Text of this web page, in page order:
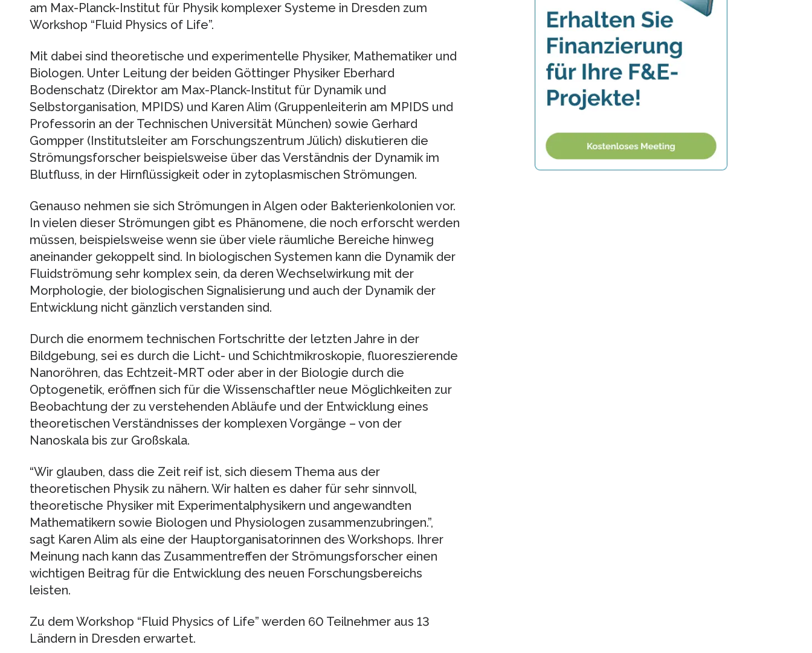
am Max-Planck-Institut für Physik komplexer Systeme in Dresden zum
Workshop “Fluid Physics of Life”.
Mit dabei sind theoretische und experimentelle Physiker, Mathematiker und
Biologen. Unter Leitung der beiden Göttinger Physiker Eberhard
Bodenschatz (Direktor am Max-Planck-Institut für Dynamik und
Selbstorganisation, MPIDS) und Karen Alim (Gruppenleiterin am MPIDS und
Professorin an der Technischen Universität München) sowie Gerhard
Gompper (Institutsleiter am Forschungszentrum Jülich) diskutieren die
Strömungsforscher beispielsweise über das Verständnis der Dynamik im
Blutfluss, in der Hirnflüssigkeit oder in zytoplasmischen Strömungen.
Genauso nehmen sie sich Strömungen in Algen oder Bakterienkolonien vor.
In vielen dieser Strömungen gibt es Phänomene, die noch erforscht werden
müssen, beispielsweise wenn sie über viele räumliche Bereiche hinweg
aneinander gekoppelt sind. In biologischen Systemen kann die Dynamik der
Fluidströmung sehr komplex sein, da deren Wechselwirkung mit der
Morphologie, der biologischen Signalisierung und auch der Dynamik der
Entwicklung nicht gänzlich verstanden sind.
Durch die enormem technischen Fortschritte der letzten Jahre in der
Bildgebung, sei es durch die Licht- und Schichtmikroskopie, fluoreszierende
Nanoröhren, das Echtzeit-MRT oder aber in der Biologie durch die
Optogenetik, eröffnen sich für die Wissenschaftler neue Möglichkeiten zur
Beobachtung der zu verstehenden Abläufe und der Entwicklung eines
theoretischen Verständnisses der komplexen Vorgänge – von der
Nanoskala bis zur Großskala.
“Wir glauben, dass die Zeit reif ist, sich diesem Thema aus der
theoretischen Physik zu nähern. Wir halten es daher für sehr sinnvoll,
theoretische Physiker mit Experimentalphysikern und angewandten
Mathematikern sowie Biologen und Physiologen zusammenzubringen.”,
sagt Karen Alim als eine der Hauptorganisatorinnen des Workshops. Ihrer
Meinung nach kann das Zusammentreffen der Strömungsforscher einen
wichtigen Beitrag für die Entwicklung des neuen Forschungsbereichs
leisten.
Zu dem Workshop “Fluid Physics of Life” werden 60 Teilnehmer aus 13
Ländern in Dresden erwartet.